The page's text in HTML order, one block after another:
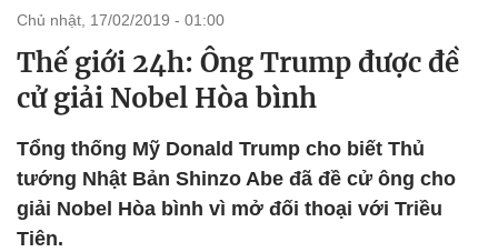
chủ nhật, 17/02/2019 - 01:00
Thế giới 24h: Ông Trump được đề
cử giải Nobel Hòa bình
Tổng thống Mỹ Donald Trump cho biết Thủ
tướng Nhật Bản Shinzo Abe đã đề cử ông cho
giải Nobel Hòa bình vì mở đối thoại với Triều
Tiên.